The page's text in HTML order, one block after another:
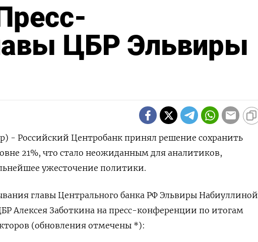
ЦБР Эльвиры
- Российский Центробанк принял решение сохранить
21%, что стало неожиданным для аналитиков,
ужесточение политики.
главы Центрального банка РФ Эльвиры Набиуллиной
Алексея Заботкина на пресс-конференции по итогам
(обновления отмечены *):